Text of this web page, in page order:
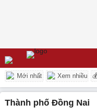
Mới nhất Xem nhiều
Thành phố Đồng Nai